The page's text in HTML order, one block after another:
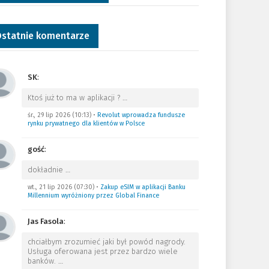
komentarze
SK:
Ktoś już to ma w aplikacji ? …
śr., 29 lip 2026 (10:13)• Revolut wprowadza fundusze
rynku prywatnego dla klientów w Polsce
gość:
dokładnie …
wt., 21 lip 2026 (07:30)• Zakup eSIM w aplikacji Banku
Millennium wyróżniony przez Global Finance
Jas Fasola:
chciałbym zrozumieć jaki był powód nagrody.
Usługa oferowana jest przez bardzo wiele
banków. …